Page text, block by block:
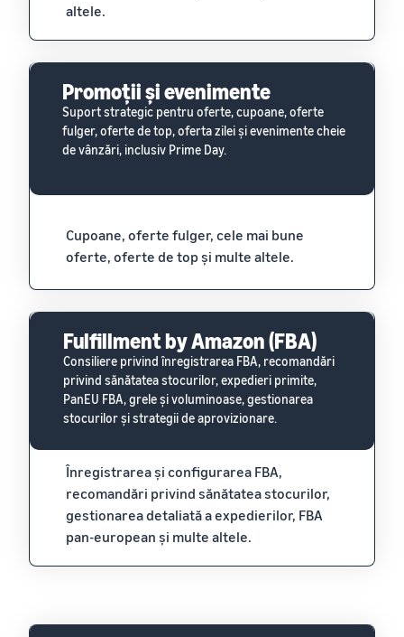
altele.
Promoții și evenimente
Suport strategic pentru oferte, cupoane, oferte
fulger, oferte de top, oferta zilei și evenimente cheie
de vânzări, inclusiv Prime Day.
Cupoane, oferte fulger, cele mai bune
oferte, oferte de top și multe altele.
Fulfillment by Amazon (FBA)
Consiliere privind înregistrarea FBA, recomandări
privind sănătatea stocurilor, expedieri primite,
PanEU FBA, grele și voluminoase, gestionarea
stocurilor și strategii de aprovizionare.
Înregistrarea și configurarea FBA,
recomandări privind sănătatea stocurilor,
gestionarea detaliată a expedierilor, FBA
pan-european și multe altele.